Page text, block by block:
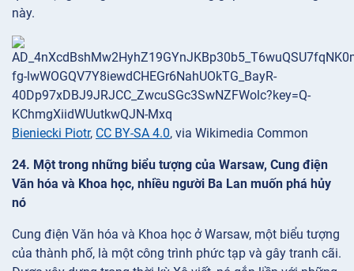
này.
Bieniecki Piotr, CC BY-SA 4.0, via Wikimedia Common
24. Một trong những biểu tượng của Warsaw, Cung điện
Văn hóa và Khoa học, nhiều người Ba Lan muốn phá hủy
nó
Cung điện Văn hóa và Khoa học ở Warsaw, một biểu tượng
của thành phố, là một công trình phức tạp và gây tranh cãi.